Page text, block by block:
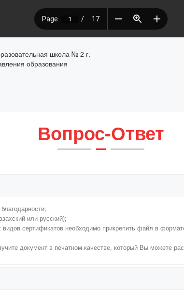
школа № 2 г.
образования
Вопрос-Ответ
или русский);
сертификатов необходимо прикрепить файл в
документ в печатном качестве, который Вы можете